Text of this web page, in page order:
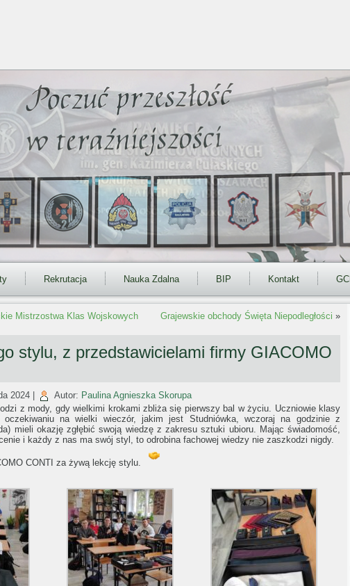
Rekrutacja Nauka Zdalna BIP Kontakt
Mistrzostwa Klas Wojskowych Grajewskie obchody Święta Niepodległości »
stylu, z przedstawicielami firmy GIACOMO
2024 Autor: Paulina Agnieszka Skorupa
z mody, gdy wielkimi krokami zbliża się pierwszy bal w życiu. Uczniowie klasy
na wielki wieczór, jakim jest Studniówka, wczoraj na godzinie z
mieli okazję zgłębić swoją wiedzę z zakresu sztuki ubioru. Mając świadomość,
i każdy z nas ma swój styl, to odrobina fachowej wiedzy nie zaszkodzi nigdy.
CONTI za żywą lekcję stylu.